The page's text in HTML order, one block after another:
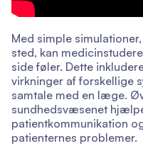
Med simple
sted, kan
side føler. Dette
virkninger af forskellige
samtale med en læge.
sundhedsvæsenet
patientkommunikation
patienternes problemer.